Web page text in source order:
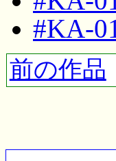
#KA-
前の作品